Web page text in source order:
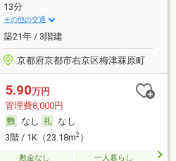
13分
その他の交通
築21年 / 3階建
京都府京都市右京区梅津罧原町
5.90万円
管理費8,000円
なし
なし
3階 / 1K（23.18m2）
敷金なし 一人暮らし